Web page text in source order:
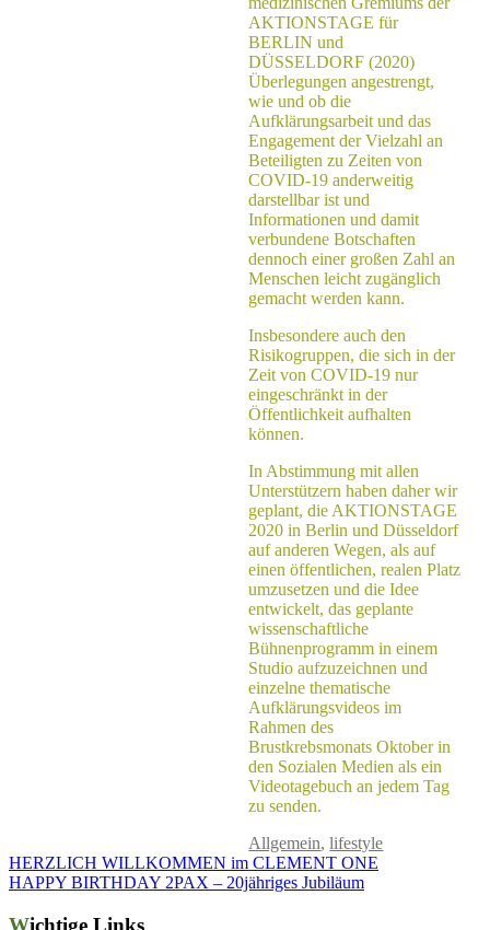
AKTIONSTAGE für
BERLIN und
DÜSSELDORF (2020)
Überlegungen angestrengt,
wie und ob die
Aufklärungsarbeit und das
Engagement der Vielzahl an
Beteiligten zu Zeiten von
COVID-19 anderweitig
darstellbar ist und
Informationen und damit
verbundene Botschaften
dennoch einer großen Zahl an
Menschen leicht zugänglich
gemacht werden kann.
Insbesondere auch den
Risikogruppen, die sich in der
Zeit von COVID-19 nur
eingeschränkt in der
Öffentlichkeit aufhalten
können.
In Abstimmung mit allen
Unterstützern haben daher wir
geplant, die AKTIONSTAGE
2020 in Berlin und Düsseldorf
auf anderen Wegen, als auf
einen öffentlichen, realen Platz
umzusetzen und die Idee
entwickelt, das geplante
wissenschaftliche
Bühnenprogramm in einem
Studio aufzuzeichnen und
einzelne thematische
Aufklärungsvideos im
Rahmen des
Brustkrebsmonats Oktober in
den Sozialen Medien als ein
Videotagebuch an jedem Tag
zu senden.
Allgemein,lifestyle
HERZLICH WILLKOMMEN im CLEMENT ONE
HAPPY BIRTHDAY 2PAX – 20jähriges Jubiläum
Wichtige Links